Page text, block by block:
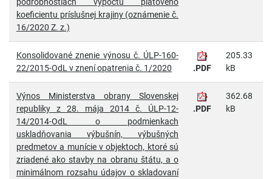
koeficientu príslušnej krajiny (oznámenie č.
16/2020 Z. z.)
Konsolidované znenie výnosu č. ÚLP-160-
22/2015-OdL v znení opatrenia č. 1/2020
.PDF
205.33
kB
Výnos Ministerstva obrany Slovenskej
republiky z 28. mája 2014 č. ÚLP-12-
14/2014-OdL o podmienkach
uskladňovania výbušnín, výbušných
predmetov a munície v objektoch, ktoré sú
zriadené ako stavby na obranu štátu, a o
minimálnom rozsahu údajov o skladovaní
.PDF
362.68
kB